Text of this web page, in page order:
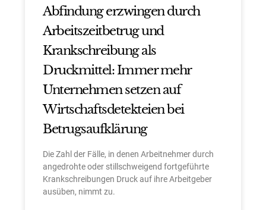
Abfindung erzwingen durch
Arbeitszeitbetrug und
Krankschreibung als
Druckmittel: Immer mehr
Unternehmen setzen auf
Wirtschaftsdetekteien bei
Betrugsaufklärung
Die Zahl der Fälle, in denen Arbeitnehmer durch
angedrohte oder stillschweigend fortgeführte
Krankschreibungen Druck auf ihre Arbeitgeber
ausüben, nimmt zu.